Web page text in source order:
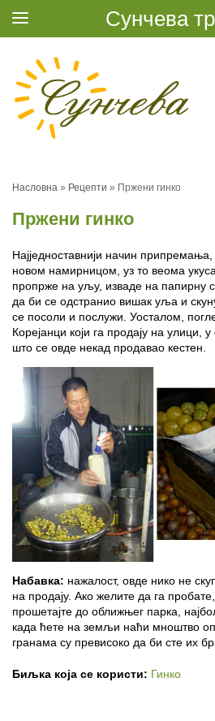
Насловна » Рецепти » Пржени гинко
Пржени гинко
Најједноставнији начин
новом намирницом, уз то веома
пропрже на уљу, изваде на папирну
да би се одстранио вишак уља и
се посоли и послужи. Уосталом,
Корејанци који га продају на
што се овде некад продавао кестен.
Набавка: нажалост, овде нико не
на продају. Ако желите да га
прошетајте до оближњег парка,
када ћете на земљи наћи мноштво
гранама су превисоко да би сте их
Биљка која се користи: Гинко
Сунчева